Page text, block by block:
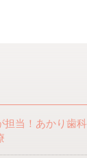
担当！あかり歯科